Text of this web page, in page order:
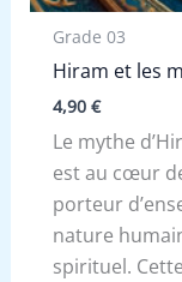
Grade 03
Hiram et les
4,90 €
Le mythe
est au cœur
porteur
nature
spirituel.